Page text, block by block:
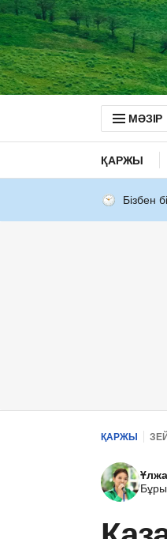
МӘЗІР
ҚАРЖЫ
Бізбен
ҚАРЖЫ